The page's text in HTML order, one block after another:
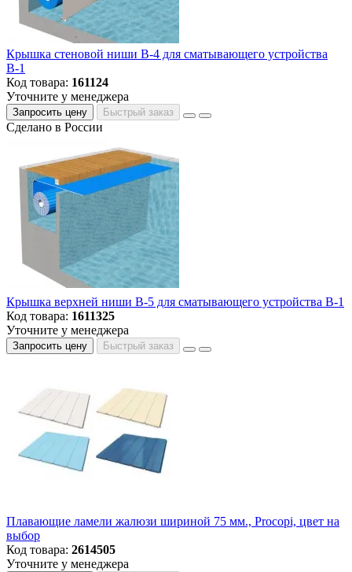
Крышка стеновой ниши В-4 для сматывающего устройства
В-1
Код товара: 161124
Уточните у менеджера
Запросить цену Быстрый заказ
Сделано в России
Крышка верхней ниши В-5 для сматывающего устройства В-1
Код товара: 1611325
Уточните у менеджера
Запросить цену Быстрый заказ
Плавающие ламели жалюзи шириной 75 мм., Procopi, цвет на
выбор
Код товара: 2614505
Уточните у менеджера